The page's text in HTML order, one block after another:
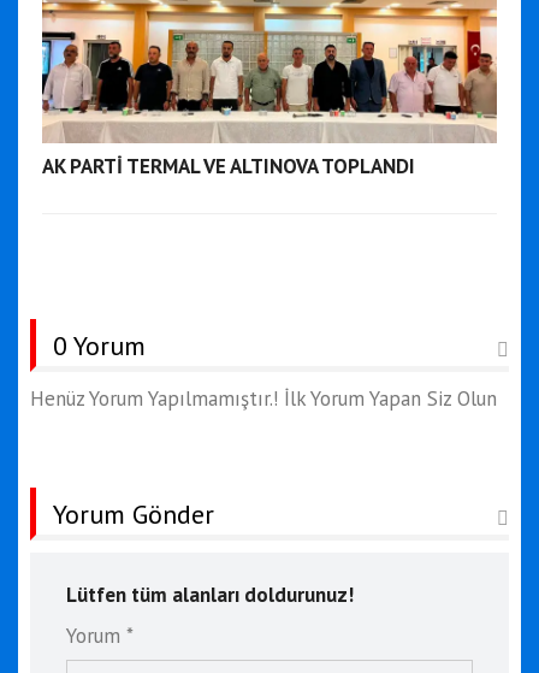
AK PARTİ TERMAL VE ALTINOVA TOPLANDI
0 Yorum
Henüz Yorum Yapılmamıştır.! İlk Yorum Yapan Siz Olun
Yorum Gönder
Lütfen tüm alanları doldurunuz!
Yorum *